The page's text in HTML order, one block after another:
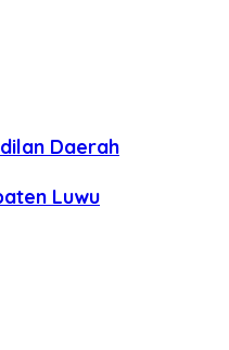
Daerah
Luwu